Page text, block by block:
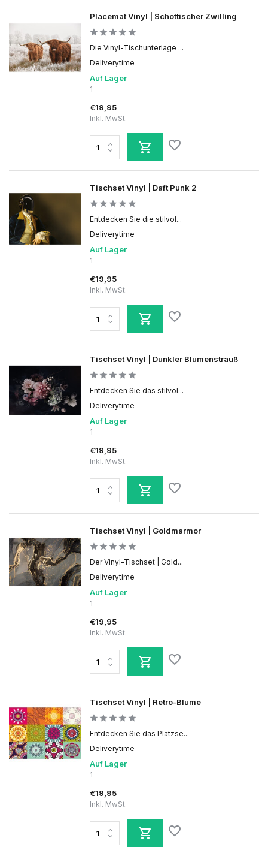
Placemat Vinyl | Schottischer Zwilling
Die Vinyl-Tischunterlage ...
Deliverytime
Auf Lager
1
€19,95
Inkl. MwSt.
Tischset Vinyl | Daft Punk 2
Entdecken Sie die stilvol...
Deliverytime
Auf Lager
1
€19,95
Inkl. MwSt.
Tischset Vinyl | Dunkler Blumenstrauß
Entdecken Sie das stilvol...
Deliverytime
Auf Lager
1
€19,95
Inkl. MwSt.
Tischset Vinyl | Goldmarmor
Der Vinyl-Tischset | Gold...
Deliverytime
Auf Lager
1
€19,95
Inkl. MwSt.
Tischset Vinyl | Retro-Blume
Entdecken Sie das Platzse...
Deliverytime
Auf Lager
1
€19,95
Inkl. MwSt.